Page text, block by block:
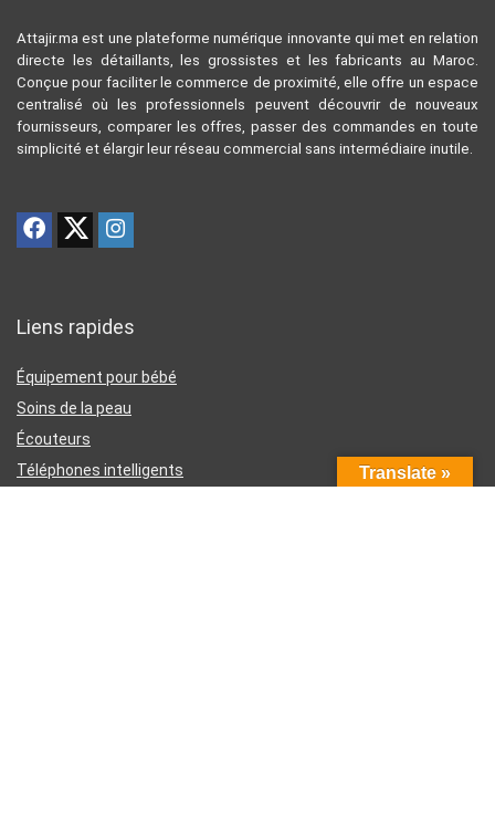
Attajir.ma est une plateforme numérique innovante qui met en relation
directe les détaillants, les grossistes et les fabricants au Maroc.
Conçue pour faciliter le commerce de proximité, elle offre un espace
centralisé où les professionnels peuvent découvrir de nouveaux
fournisseurs, comparer les offres, passer des commandes en toute
simplicité et élargir leur réseau commercial sans intermédiaire inutile.
Liens rapides
Équipement pour bébé
Soins de la peau
Écouteurs
Téléphones intelligents
Translate »